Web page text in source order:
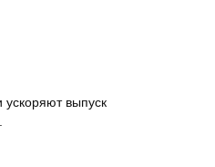
ускоряют выпуск